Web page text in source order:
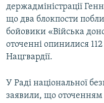
держадміністрації
що два блокпости
бойовики «Війська
оточенні опинилися
Нацгвардії.
У Раді національної
заявили, що оточенням